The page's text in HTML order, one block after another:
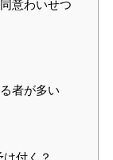
意わいせつ
者が多い